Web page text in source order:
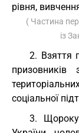
рівня,
( Частина
із
2. Взяття
призовників
соціальної
3.